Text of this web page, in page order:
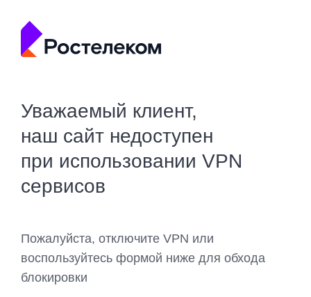
Уважаемый клиент,
наш сайт недоступен
при использовании VPN
сервисов
Пожалуйста, отключите VPN или
воспользуйтесь формой ниже для обхода
блокировки